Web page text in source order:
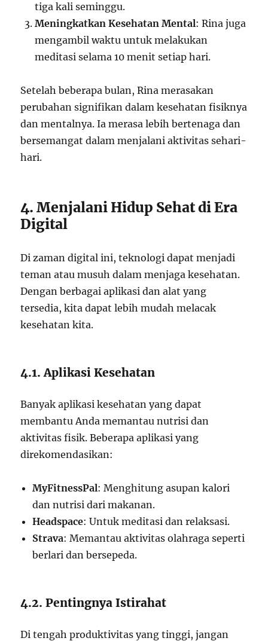
tiga kali seminggu.
Meningkatkan Kesehatan Mental: Rina juga
mengambil waktu untuk melakukan
meditasi selama 10 menit setiap hari.
Setelah beberapa bulan, Rina merasakan
perubahan signifikan dalam kesehatan fisiknya
dan mentalnya. Ia merasa lebih bertenaga dan
bersemangat dalam menjalani aktivitas sehari-
hari.
4. Menjalani Hidup Sehat di Era
Digital
Di zaman digital ini, teknologi dapat menjadi
teman atau musuh dalam menjaga kesehatan.
Dengan berbagai aplikasi dan alat yang
tersedia, kita dapat lebih mudah melacak
kesehatan kita.
4.1. Aplikasi Kesehatan
Banyak aplikasi kesehatan yang dapat
membantu Anda memantau nutrisi dan
aktivitas fisik. Beberapa aplikasi yang
direkomendasikan:
MyFitnessPal: Menghitung asupan kalori
dan nutrisi dari makanan.
Headspace: Untuk meditasi dan relaksasi.
Strava: Memantau aktivitas olahraga seperti
berlari dan bersepeda.
4.2. Pentingnya Istirahat
Di tengah produktivitas yang tinggi, jangan